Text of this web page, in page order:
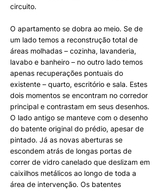
circuito.
O apartamento se dobra ao meio. Se de
um lado temos a reconstrução total de
áreas molhadas – cozinha, lavanderia,
lavabo e banheiro – no outro lado temos
apenas recuperações pontuais do
existente – quarto, escritório e sala. Estes
dois momentos se encontram no corredor
principal e contrastam em seus desenhos.
O lado antigo se manteve com o desenho
do batente original do prédio, apesar de
pintado. Já as novas aberturas se
escondem atrás de longas portas de
correr de vidro canelado que deslizam em
caixilhos metálicos ao longo de toda a
área de intervenção. Os batentes